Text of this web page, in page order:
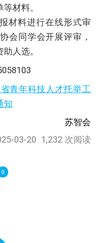
0
材料。
材料进行在线形式审
会同学会开展评审，
人选。
青年科技人才托举工
知
苏智会
03-20 1,232 次阅读